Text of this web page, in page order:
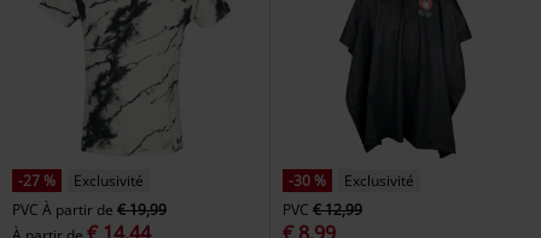
-27 %
Exclusivité
PVC À partir de € 19,99
-30 %
Exclusivité
PVC € 12,99